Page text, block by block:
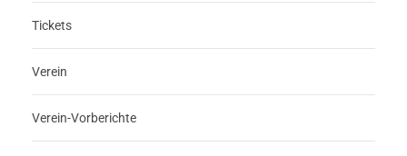
Tickets
Verein
Verein-Vorberichte